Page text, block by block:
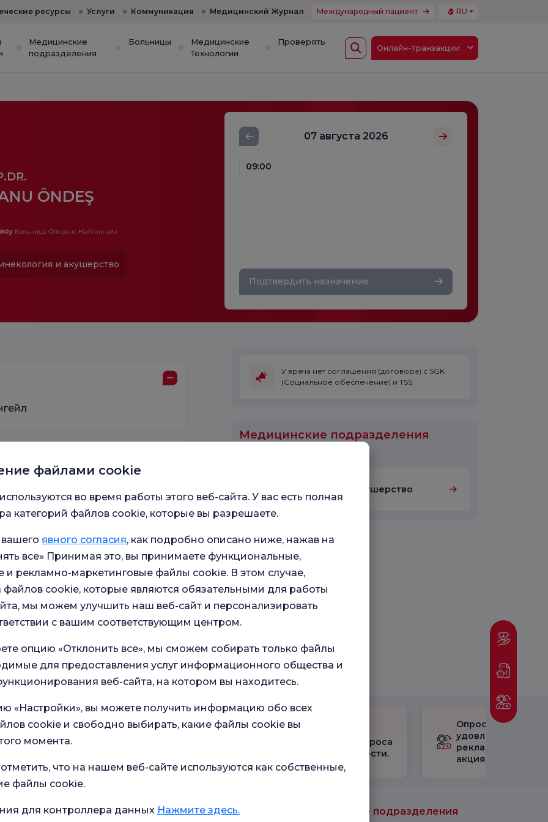
ресурсы Услуги Коммуникация Медицинский Журнал Международный пациент RU
Медицинские
подразделения
Больницы
Медицинские
Технологии
Проверять
Онлайн-транзакции
ÖNDEŞ
Больница Флоренс Найтингейл
и акушерство
07 августа 2026
09:00
Подтвердить назначение
больница Таксим
факультет
У врача нет соглашения (договора) с SGK
(Социальное обеспечение) и TSS.
Медицинские подразделения
Гинекология и акушерство
Текущее состояние здоровья Медицинские подразделения
наших
Ознакомьтесь с
результатами опроса
удовлетворенности.
Опрос
рекламными
акциями
файлами cookie
во время работы этого веб-сайта. У вас есть полная
категорий файлов cookie, которые вы разрешаете.
явного согласия, как подробно описано ниже, нажав на
все» Принимая это, вы принимаете функциональные,
и рекламно-маркетинговые файлы cookie. В этом случае,
cookie, которые являются обязательными для работы
мы можем улучшить наш веб-сайт и персонализировать
с вашим соответствующим центром.
опцию «Отклонить все», мы сможем собирать только файлы
для предоставления услуг информационного общества и
веб-сайта, на котором вы находитесь.
«Настройки», вы можете получить информацию обо всех
cookie и свободно выбирать, какие файлы cookie вы
момента.
что на нашем веб-сайте используются как собственные,
файлы cookie.
для контроллера данных Нажмите здесь.